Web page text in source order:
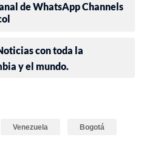
de WhatsApp Channels
con toda la
y el mundo.
Venezuela Bogotá